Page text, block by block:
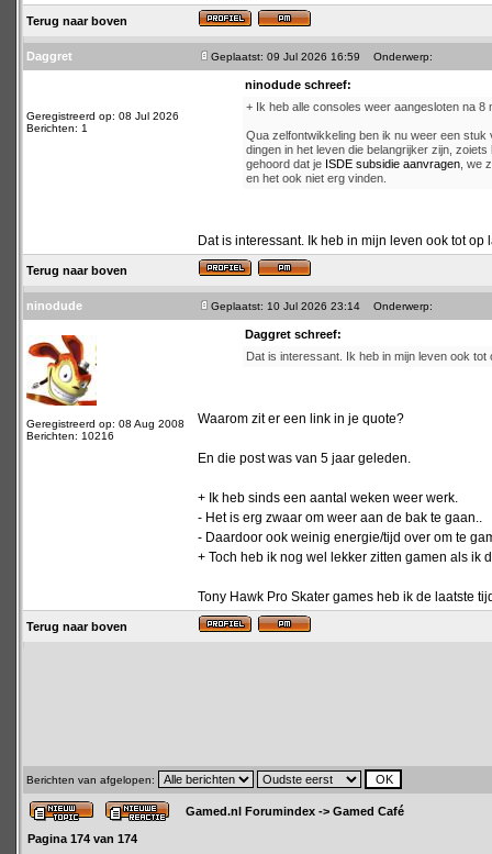
Terug naar boven
Daggret Geplaatst: 09 Jul 2026 16:59 Onderwerp:
Geregistreerd op: 08 Jul 2026
Berichten: 1
ninodude schreef:
+ Ik heb alle consoles weer aangesloten na 8
Qua zelfontwikkeling ben ik nu weer een
dingen in het leven die belangrijker zijn,
gehoord dat je ISDE subsidie aanvragen , we
en het ook niet erg vinden.
Dat is interessant. Ik heb in mijn leven ook tot
Terug naar boven
ninodude Geplaatst: 10 Jul 2026 23:14 Onderwerp:
Geregistreerd op: 08 Aug 2008
Berichten: 10216
Daggret schreef:
Dat is interessant. Ik heb in mijn leven ook
Waarom zit er een link in je quote?
En die post was van 5 jaar geleden.
+ Ik heb sinds een aantal weken weer werk.
- Het is erg zwaar om weer aan de bak te gaan..
- Daardoor ook weinig energie/tijd over om te
+ Toch heb ik nog wel lekker zitten gamen als ik
Tony Hawk Pro Skater games heb ik de laatste
Terug naar boven
Berichten van afgelopen:
Gamed.nl Forumindex -> Gamed Café
Pagina 174 van 174